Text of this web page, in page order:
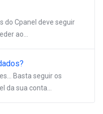
do Cpanel deve seguir
ao...
Basta seguir os
da sua conta...